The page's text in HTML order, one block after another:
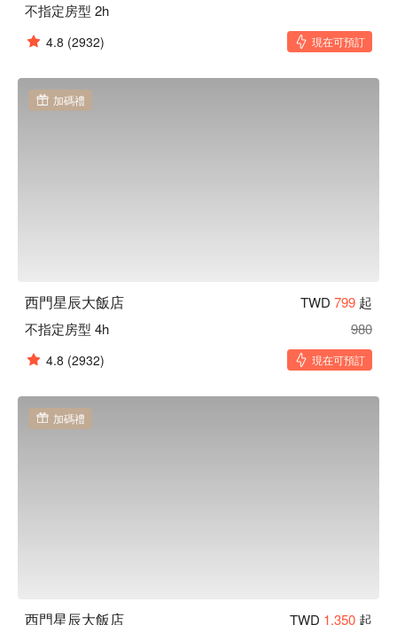
不指定房型 2h
4.8 (2932) 現在可預訂
加碼禮
西門星辰大飯店 TWD 799 起
不指定房型 4h
980
4.8 (2932) 現在可預訂
加碼禮
西門星辰大飯店 TWD 1,350 起